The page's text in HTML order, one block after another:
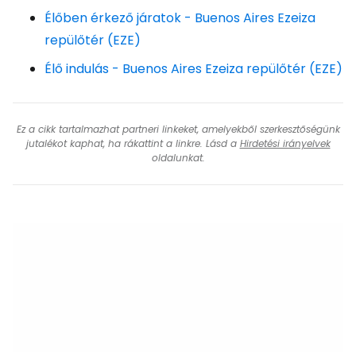
Élőben érkező járatok - Buenos Aires Ezeiza
repülőtér (EZE)
Élő indulás - Buenos Aires Ezeiza repülőtér (EZE)
Ez a cikk tartalmazhat partneri linkeket, amelyekből szerkesztőségünk
jutalékot kaphat, ha rákattint a linkre. Lásd a Hirdetési irányelvek
oldalunkat.